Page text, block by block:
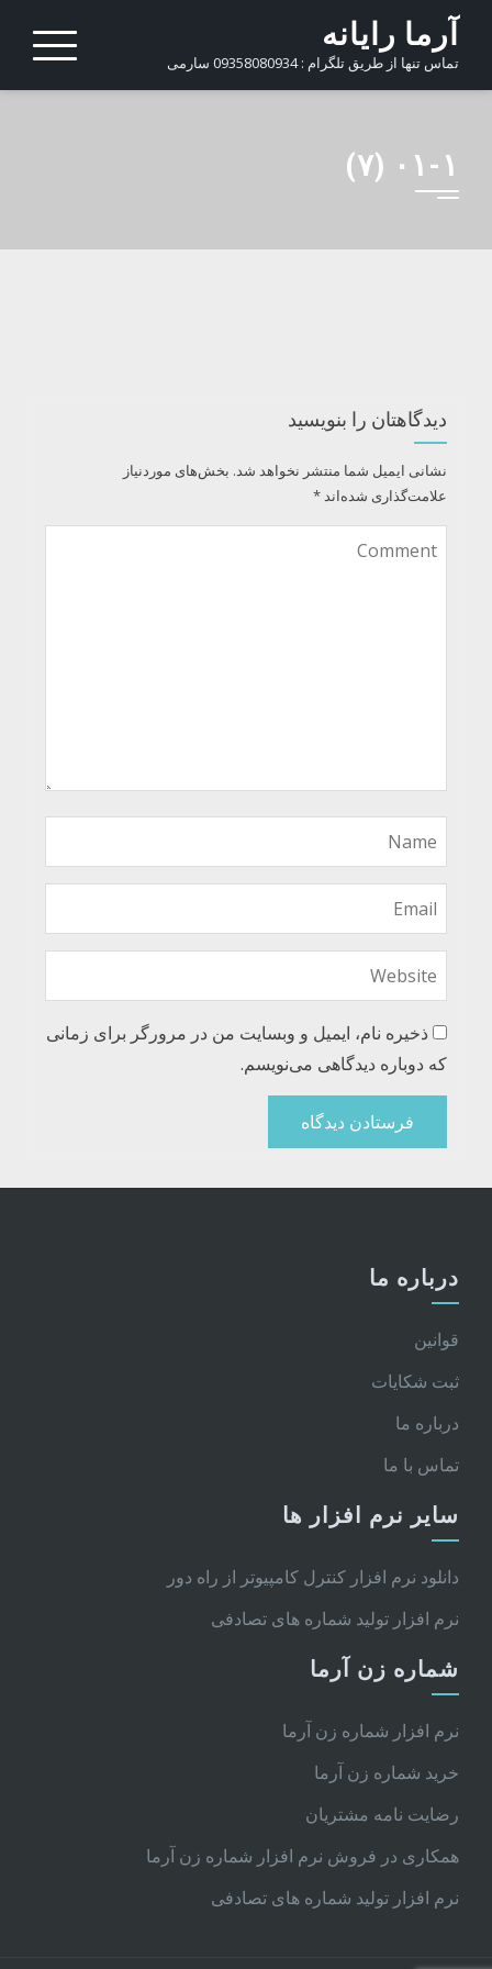
Skip
content
آرما رایانه
تماس تنها از طریق تلگرام : 09358080934 سارمی
۰۱-۱ (۷)
دیدگاهتان را بنویسید
نشانی ایمیل شما منتشر نخواهد شد. بخش‌های موردنیاز
علامت‌گذاری شده‌اند*
ذخیره نام، ایمیل و وبسایت من در مرورگر برای زمانی
که دوباره دیدگاهی می‌نویسم.
درباره ما
قوانین
ثبت شکایات
درباره ما
تماس با ما
سایر نرم افزار ها
دانلود نرم افزار کنترل کامپیوتر از راه دور
نرم افزار تولید شماره های تصادفی
شماره زن آرما
نرم افزار شماره زن آرما
خرید شماره زن آرما
رضایت نامه مشتریان
همکاری در فروش نرم افزار شماره زن آرما
نرم افزار تولید شماره های تصادفی